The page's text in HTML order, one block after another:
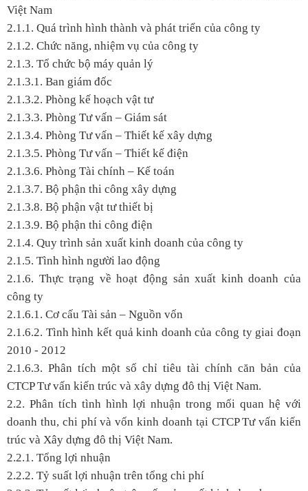
Việt Nam
2.1.1. Quá trình hình thành và phát triển của công ty
2.1.2. Chức năng, nhiệm vụ của công ty
2.1.3. Tổ chức bộ máy quản lý
2.1.3.1. Ban giám đốc
2.1.3.2. Phòng kế hoạch vật tư
2.1.3.3. Phòng Tư vấn – Giám sát
2.1.3.4. Phòng Tư vấn – Thiết kế xây dựng
2.1.3.5. Phòng Tư vấn – Thiết kế điện
2.1.3.6. Phòng Tài chính – Kế toán
2.1.3.7. Bộ phận thi công xây dựng
2.1.3.8. Bộ phận vật tư thiết bị
2.1.3.9. Bộ phận thi công điện
2.1.4. Quy trình sản xuất kinh doanh của công ty
2.1.5. Tình hình người lao động
2.1.6. Thực trạng về hoạt động sản xuất kinh doanh của
công ty
2.1.6.1. Cơ cấu Tài sản – Nguồn vốn
2.1.6.2. Tình hình kết quả kinh doanh của công ty giai đoạn
2010 - 2012
2.1.6.3. Phân tích một số chỉ tiêu tài chính căn bản của
CTCP Tư vấn kiến trúc và xây dựng đô thị Việt Nam.
2.2. Phân tích tình hình lợi nhuận trong mối quan hệ với
doanh thu, chi phí và vốn kinh doanh tại CTCP Tư vấn kiến
trúc và Xây dựng đô thị Việt Nam.
2.2.1. Tổng lợi nhuận
2.2.2. Tỷ suất lợi nhuận trên tổng chi phí